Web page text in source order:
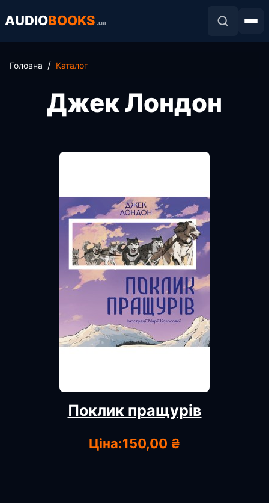
AUDIOBOOKS .ua
Головна Каталог
Джек Лондон
Поклик пращурів
Ціна:150,00 ₴